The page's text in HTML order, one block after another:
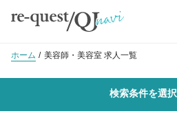
ホーム 美容師・美容室 求人一覧
検索条件を選択